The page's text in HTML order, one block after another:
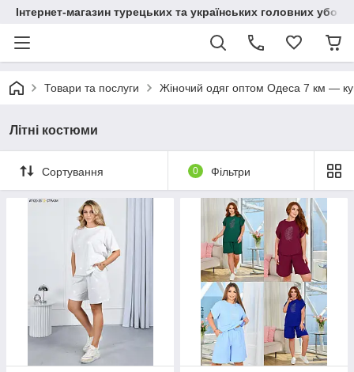
Інтернет-магазин турецьких та українських головних
Товари та послуги Жіночий одяг оптом Одеса 7 км —
Літні костюми
Сортування 0 Фільтри